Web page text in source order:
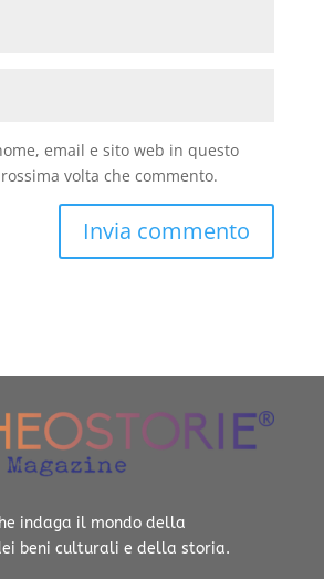
email e sito web in questo
volta che commento.
indaga il mondo della
beni culturali e della storia.